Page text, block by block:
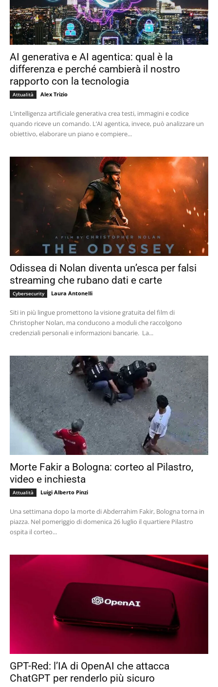
AI generativa e AI agentica: qual è la
differenza e perché cambierà il nostro
rapporto con la tecnologia
Attualità Alex Trizio
L’intelligenza artificiale generativa crea testi, immagini e codice
quando riceve un comando. L’AI agentica, invece, può analizzare un
obiettivo, elaborare un piano e compiere...
Odissea di Nolan diventa un’esca per falsi
streaming che rubano dati e carte
Cybersecurity Laura Antonelli
Siti in più lingue promettono la visione gratuita del film di
Christopher Nolan, ma conducono a moduli che raccolgono
credenziali personali e informazioni bancarie. La...
Morte Fakir a Bologna: corteo al Pilastro,
video e inchiesta
Attualità Luigi Alberto Pinzi
Una settimana dopo la morte di Abderrahim Fakir, Bologna torna in
piazza. Nel pomeriggio di domenica 26 luglio il quartiere Pilastro
ospita il corteo...
GPT-Red: l’IA di OpenAI che attacca
ChatGPT per renderlo più sicuro